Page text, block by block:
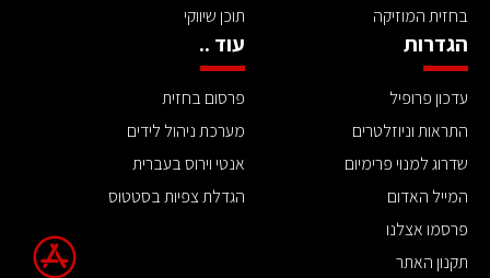
בחזית המוזיקה
תוכן שיווקי
הגדרות
עדכון פרופיל
התראות וניוזלטרים
שדרוג למנוי פרימיום
המייל האדום
פרסמו אצלנו
תקנון האתר
עוד ..
פרסום בחזית
מערכת ניהול לידים
אנטי וירוס בעברית
הגדלת צפיות בסטטוס